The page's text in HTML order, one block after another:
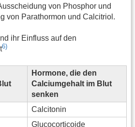
von Phosphor und
von Parathormon und Calcitriol.
ihr Einfluss auf den
6)
Hormone, die den
Calciumgehalt im Blut
senken
Calcitonin
Glucocorticoide